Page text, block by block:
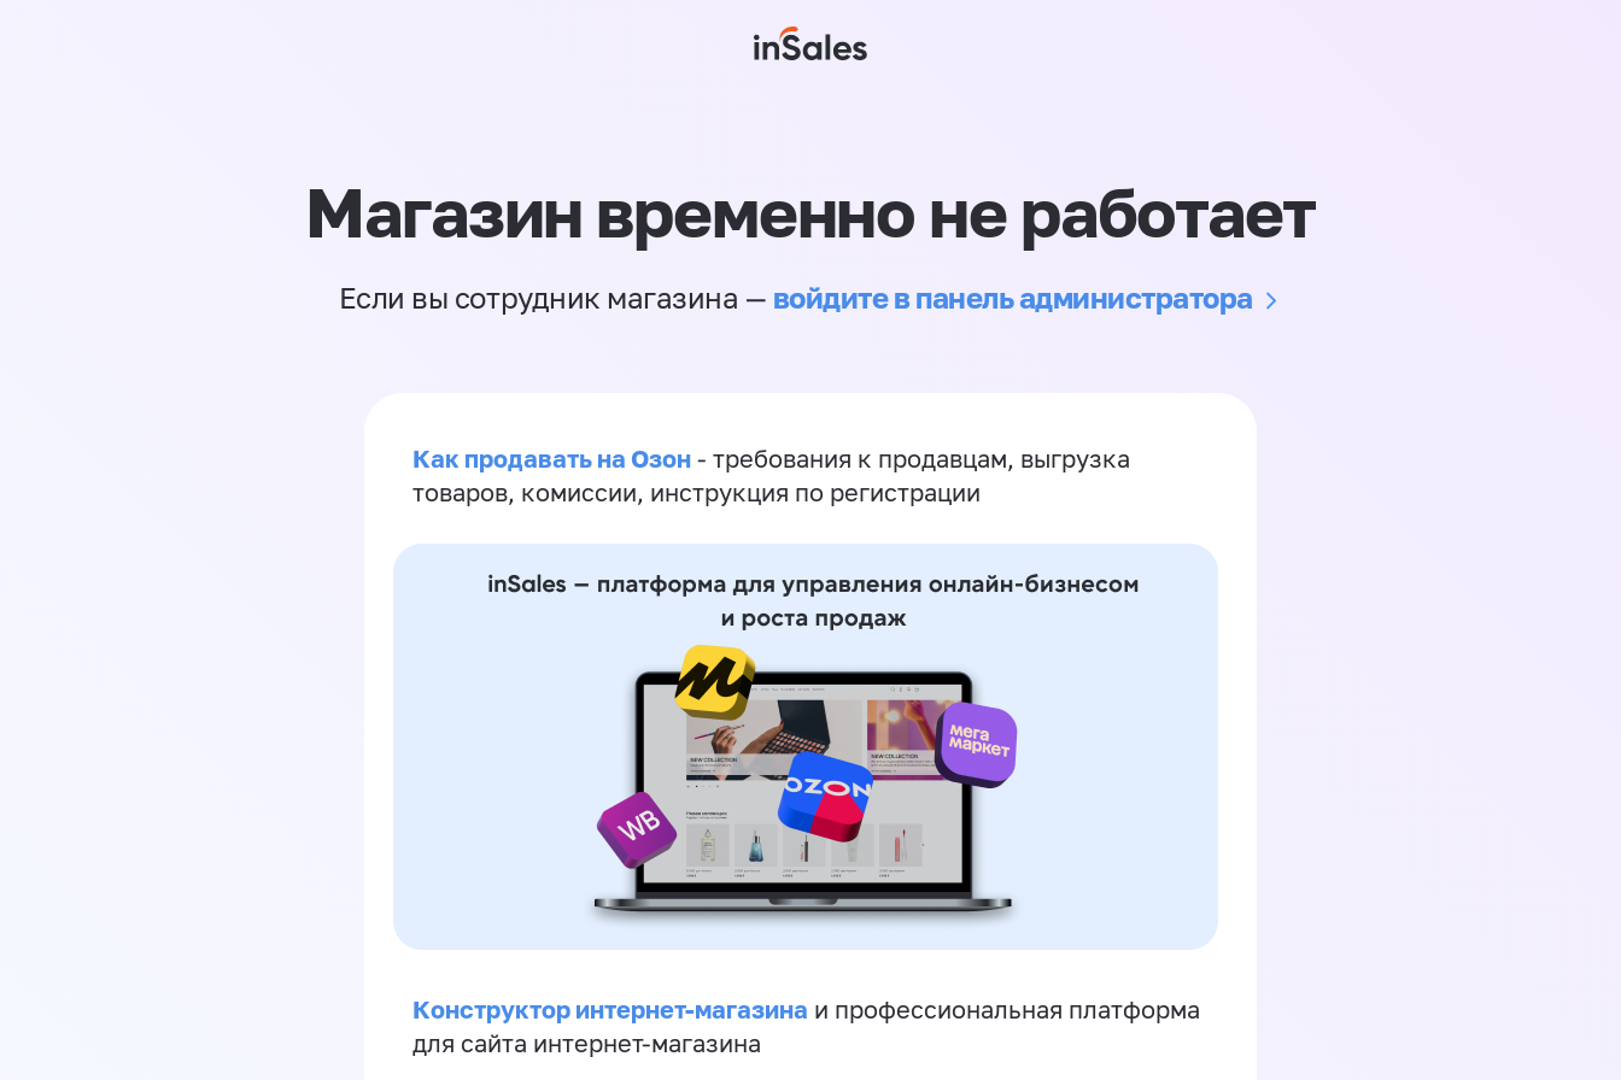
Магазин временно не работает
Если вы сотрудник магазина — войдите в панель администратора
Как продавать на Озон - требования к продавцам, выгрузка
товаров, комиссии, инструкция по регистрации
Конструктор интернет-магазина и профессиональная платформа
для сайта интернет-магазина